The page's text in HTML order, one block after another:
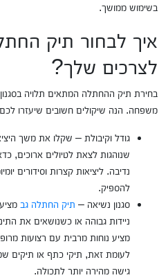
בשימוש ממושך.
איך לבחור תיק
לצרכים שלך?
בחירת תיק ההחתלה המתאים תלויה בסגנון
משפחה. הנה שיקולים חשובים שיעזרו
גודל וקיבולת – שקלו את משך
שנוהגות לצאת לטיולים ארוכים,
נדיבה. ליציאות קצרות וסידורים
להספיק.
סגנון נשיאה – תיק החתלה גב
ניידות גבוהה או כשנושאים את
מציע נוחות מרבית עם רצועות
לעומת זאת, תיקי כתף או תיקים
גישה מהירה יותר לתכולה.